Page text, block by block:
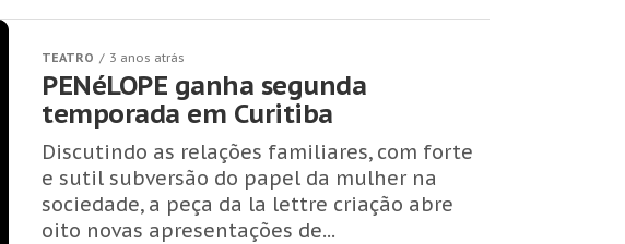
TEATRO 3 anos atrás
PENéLOPE ganha segunda
temporada em Curitiba
Discutindo as relações familiares, com forte
e sutil subversão do papel da mulher na
sociedade, a peça da la lettre criação abre
oito novas apresentações de...